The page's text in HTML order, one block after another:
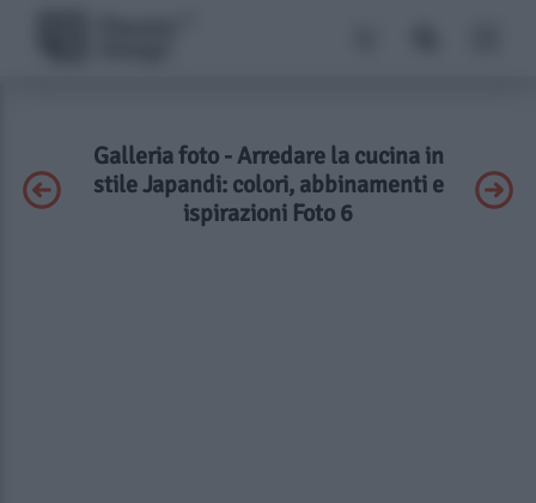
Galleria foto - Arredare la cucina in
stile Japandi: colori, abbinamenti e
ispirazioni Foto 6